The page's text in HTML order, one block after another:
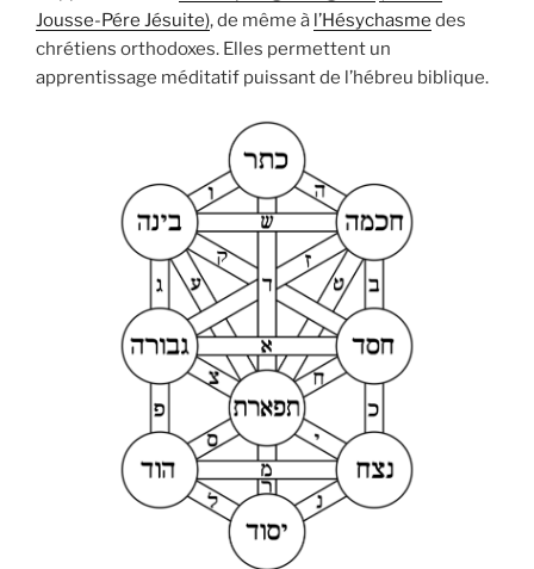
Jousse-Pére Jésuite), de même à l’Hésychasme des
chrétiens orthodoxes. Elles permettent un
apprentissage méditatif puissant de l’hébreu biblique.